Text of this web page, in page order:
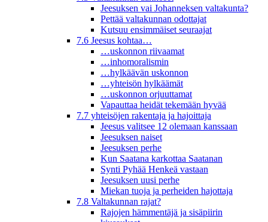
Jeesuksen vai Johanneksen valtakunta?
Pettää valtakunnan odottajat
Kutsuu ensimmäiset seuraajat
7.6 Jeesus kohtaa…
…uskonnon riivaamat
…inhomoralismin
…hylkäävän uskonnon
…yhteisön hylkäämät
…uskonnon orjuuttamat
Vapauttaa heidät tekemään hyvää
7.7 yhteisöjen rakentaja ja hajoittaja
Jeesus valitsee 12 olemaan kanssaan
Jeesuksen naiset
Jeesuksen perhe
Kun Saatana karkottaa Saatanan
Synti Pyhää Henkeä vastaan
Jeesuksen uusi perhe
Miekan tuoja ja perheiden hajottaja
7.8 Valtakunnan rajat?
Rajojen hämmentäjä ja sisäpiirin